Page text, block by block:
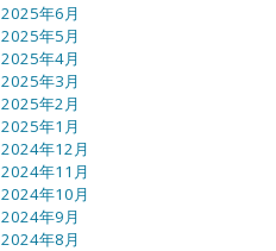
2025年6月
2025年5月
2025年4月
2025年3月
2025年2月
2025年1月
2024年12月
2024年11月
2024年10月
2024年9月
2024年8月